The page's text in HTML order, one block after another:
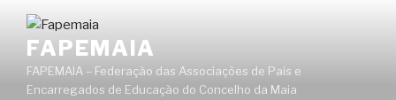
conteúdo
FAPEMAIA
FAPEMAIA – Federação das Associações de Pais e
Encarregados de Educação do Concelho da Maia